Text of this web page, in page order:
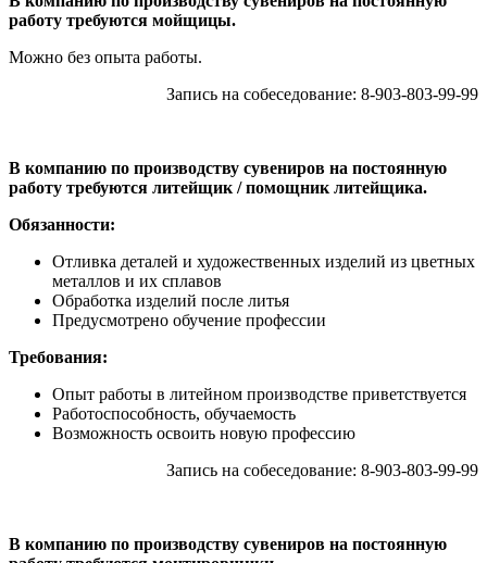
работу требуются мойщицы.
Можно без опыта работы.
Запись на собеседование: 8-903-803-99-99
В компанию по производству сувениров на постоянную
работу требуются литейщик / помощник литейщика.
Обязанности:
Отливка деталей и художественных изделий из цветных
металлов и их сплавов
Обработка изделий после литья
Предусмотрено обучение профессии
Требования:
Опыт работы в литейном производстве приветствуется
Работоспособность, обучаемость
Возможность освоить новую профессию
Запись на собеседование: 8-903-803-99-99
В компанию по производству сувениров на постоянную